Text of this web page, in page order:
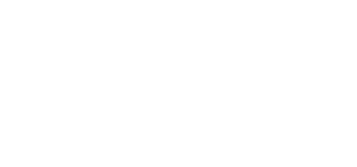
キャラクタービジュアル＆最新映像